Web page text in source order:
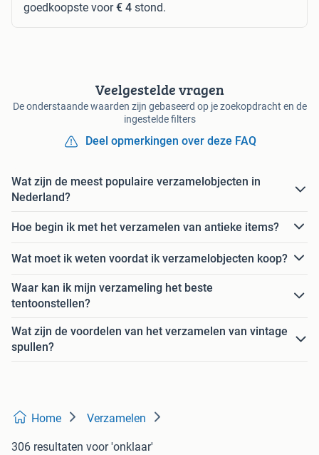
goedkoopste voor€ 4 stond.
Veelgestelde vragen
De onderstaande waarden zijn gebaseerd op je zoekopdracht en de
ingestelde filters
Deel opmerkingen over deze FAQ
Wat zijn de meest populaire verzamelobjecten in
Nederland?
Hoe begin ik met het verzamelen van antieke items?
Wat moet ik weten voordat ik verzamelobjecten koop?
Waar kan ik mijn verzameling het beste
tentoonstellen?
Wat zijn de voordelen van het verzamelen van vintage
spullen?
Home Verzamelen
306 resultaten voor 'onklaar'